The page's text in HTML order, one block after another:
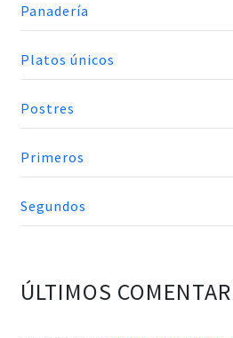
Panadería
Platos únicos
Postres
Primeros
Segundos
ÚLTIMOS